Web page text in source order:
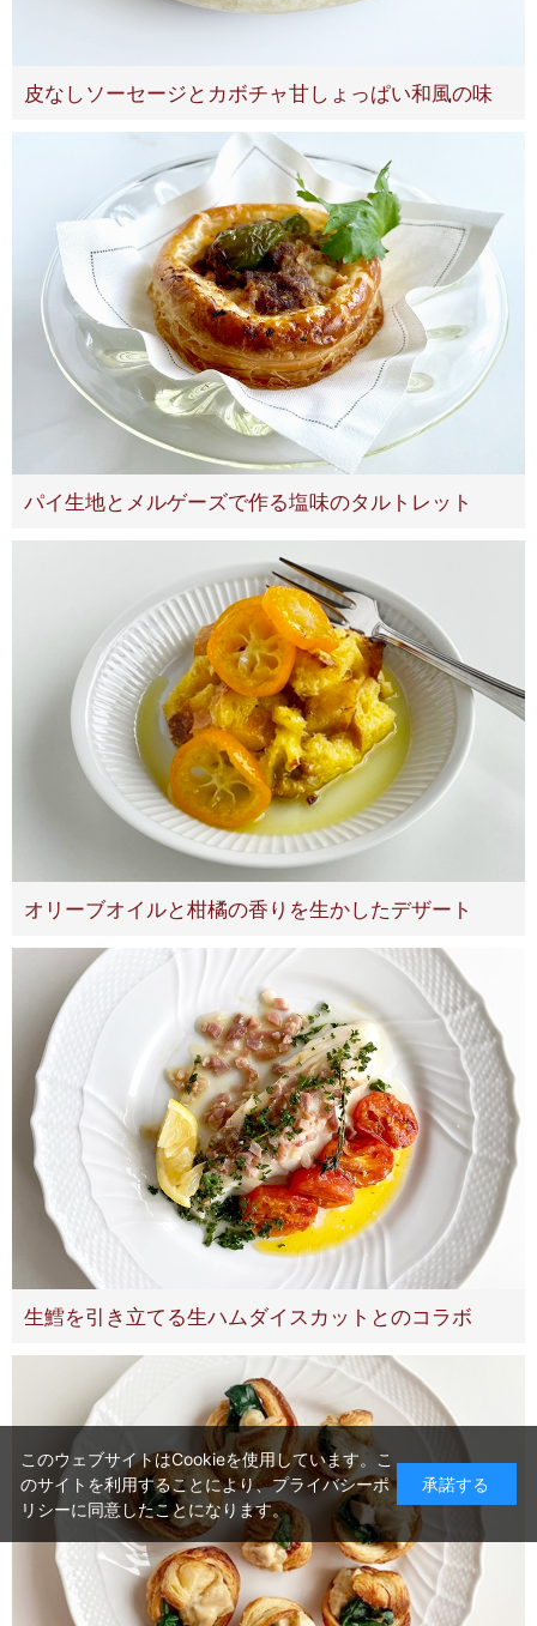
皮なしソーセージとカボチャ甘しょっぱい和風の味
パイ生地とメルゲーズで作る塩味のタルトレット
オリーブオイルと柑橘の香りを生かしたデザート
生鱈を引き立てる生ハムダイスカットとのコラボ
このウェブサイトはCookieを使用しています。こ
のサイトを利用することにより、プライバシーポ
リシーに同意したことになります。
承諾する